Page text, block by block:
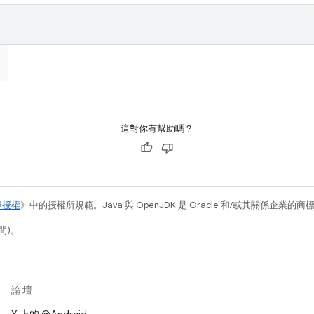
這對你有幫助嗎？
授權》中的授權所規範。Java 與 OpenJDK 是 Oracle 和/或其關係企業的商標
。
論壇